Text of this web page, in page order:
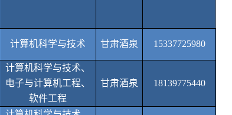
计算机科学与技术 甘肃酒泉 15337725980
计算机科学与技术、
电子与计算机工程、
软件工程
甘肃酒泉 18139775440